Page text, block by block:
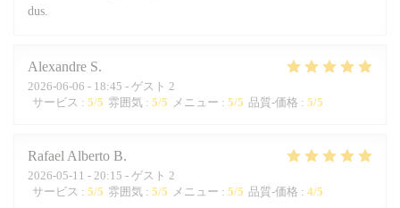
dus.
Alexandre S
2026-06-06 - 18:45 - ゲスト 2
サービス : 5/5 雰囲気 : 5/5 メニュー : 5/5 品質-価格 : 5/5
Rafael Alberto B
2026-05-11 - 20:15 - ゲスト 2
サービス : 5/5 雰囲気 : 5/5 メニュー : 5/5 品質-価格 : 4/5